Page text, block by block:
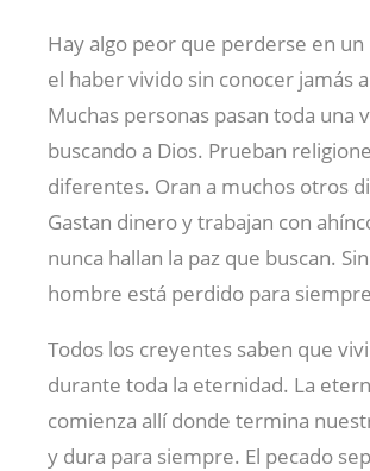
Hay algo peor que perderse en un
el haber vivido sin conocer jamás
Muchas personas pasan toda una
buscando a Dios. Prueban
diferentes. Oran a muchos otros
Gastan dinero y trabajan con
nunca hallan la paz que buscan.
hombre está perdido para
Todos los creyentes saben que
durante toda la eternidad. La
comienza allí donde termina
y dura para siempre. El pecado